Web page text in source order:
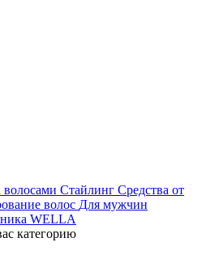
волосами Стайлинг Средства от
волос Для мужчин
WELLA
категорию